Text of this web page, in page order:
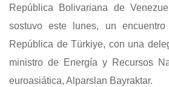
República Bolivariana de
sostuvo este lunes, un
República de Türkiye, con una
ministro de Energía y Recursos
euroasiática, Alparslan Bayraktar.